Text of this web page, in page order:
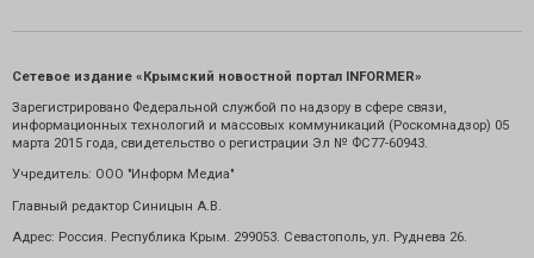
Сетевое издание «Крымский новостной портал INFORMER»
Зарегистрировано Федеральной службой по надзору в сфере связи,
информационных технологий и массовых коммуникаций (Роскомнадзор) 05
марта 2015 года, свидетельство о регистрации Эл № ФС77-60943.
Учредитель: ООО "Информ Медиа"
Главный редактор Синицын А.В.
Адрес: Россия. Республика Крым. 299053. Севастополь, ул. Руднева 26.